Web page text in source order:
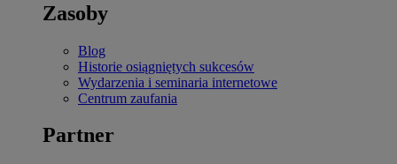
Zasoby
Blog
Historie osiągniętych sukcesów
Wydarzenia i seminaria internetowe
Centrum zaufania
Partner